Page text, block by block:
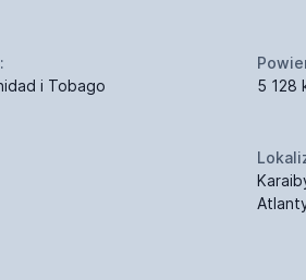
i Tobago
5 128